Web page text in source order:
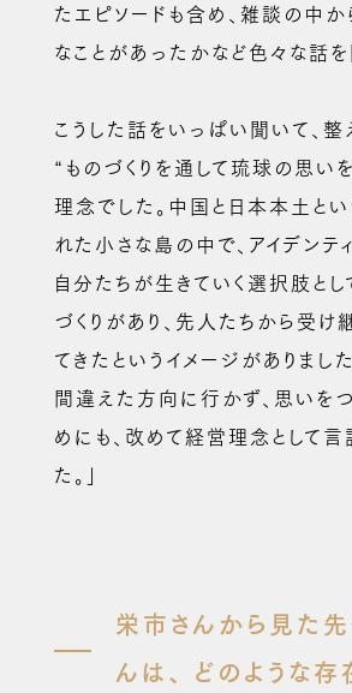
たエピソードも含め、雑談の中か
なことがあったかなど色々な話を
こうした話をいっぱい聞いて、
“ものづくりを通して琉球の思い
理念でした。中国と日本本土と
れた小さな島の中で、アイデンティ
自分たちが生きていく選択肢と
づくりがあり、先人たちから受け
てきたというイメージがありまし
間違えた方向に行かず、思いを
めにも、改めて経営理念として言
た。」
栄市さんから見た
んは、 どのような存